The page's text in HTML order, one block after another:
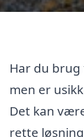
Har du
men er
Det kan
rette